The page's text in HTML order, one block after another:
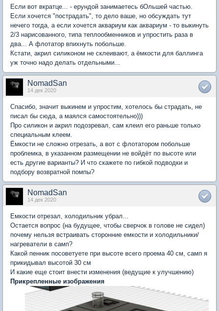
Если вот вкратце... - ерундой занимаетесь бОльшей частью.
Если хочется "пострадать", то дело ваше, но обсуждать тут
нечего тогда, а если хочется аквариум как аквариум - то выкинуть
2/3 нарисованного, типа теплообменников и упростить раза в
два... А флотатор впихнуть побольше.
Кстати, акрил силиконом не склеивают, а ёмкости для баллинга
уж точно надо делать отдельными...
NomadSan
14 дек 2020
Спасибо, значит выкинем и упростим, хотелось бы страдать, не
писал бы сюда, а маялся самостоятельно)))
Про силикон и акрил подозревал, сам клеил его раньше только
специальным клеем.
Ёмкости не сложно отрезать, а вот с флотатором побольше
проблемка, в указанном размещении не войдёт по высоте или
есть другие варианты? И что скажете по гибкой подводки и
подбору возвратной помпы?
NomadSan
14 дек 2020
Емкости отрезал, холодильник убрал...
Остается вопрос (на будущее, чтобы сверчок в голове не сидел)
почему нельзя встраивать сторонние емкости и холодильники/
нагреватели в самп?
Какой пенник посоветуете при высоте всего проема 40 см, самп я
прикидывал высотой 30 см
И какие еще стоит внести изменения (ведущие к улучшению)
Прикрепленные изображения